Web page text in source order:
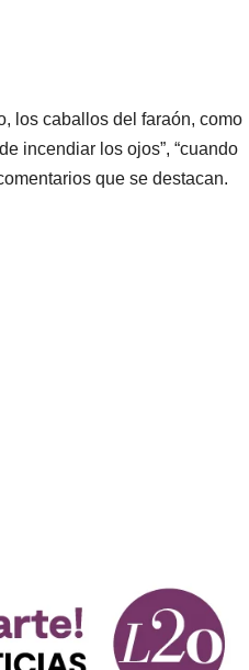
los caballos del faraón, como
incendiar los ojos”, “cuando
que se destacan.